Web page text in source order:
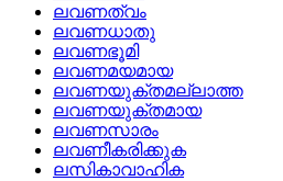
ലവണത്വം
ലവണധാതു
ലവണഭൂമി
ലവണമയമായ
ലവണയുക്തമല്ലാത്ത
ലവണയുക്തമായ
ലവണസാരം
ലവണീകരിക്കുക
ലസികാവാഹിക